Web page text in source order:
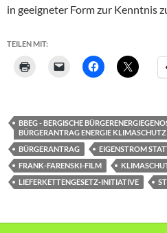
in geeigneter Form zur Kenntnis
TEILEN MIT:
BBEG - BERGISCHE
BÜRGERANTRAG ENERGIE
BÜRGERANTRAG
EIGENSTROM
FRANK-FARENSKI-FILM
LIEFERKETTENGESETZ-INITIATIVE